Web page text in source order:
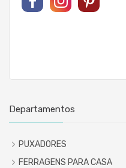
Departamentos
PUXADORES
FERRAGENS PARA CASA